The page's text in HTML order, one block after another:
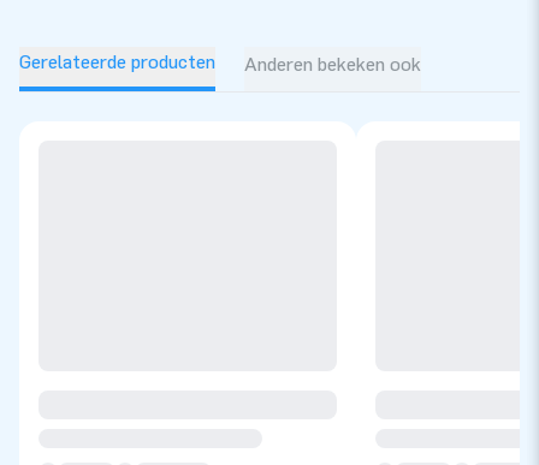
Gerelateerde producten Anderen bekeken ook